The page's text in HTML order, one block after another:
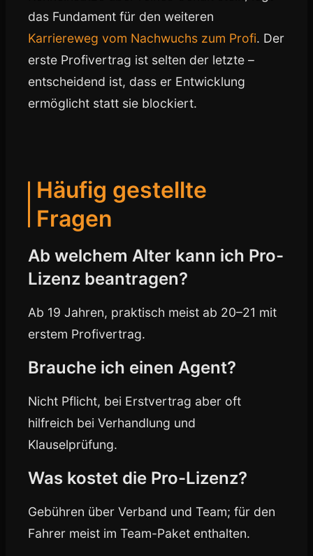
das Fundament für den weiteren
Karriereweg vom Nachwuchs zum Profi. Der
erste Profivertrag ist selten der letzte –
entscheidend ist, dass er Entwicklung
ermöglicht statt sie blockiert.
Häufig gestellte
Fragen
Ab welchem Alter kann ich Pro-
Lizenz beantragen?
Ab 19 Jahren, praktisch meist ab 20–21 mit
erstem Profivertrag.
Brauche ich einen Agent?
Nicht Pflicht, bei Erstvertrag aber oft
hilfreich bei Verhandlung und
Klauselprüfung.
Was kostet die Pro-Lizenz?
Gebühren über Verband und Team; für den
Fahrer meist im Team-Paket enthalten.